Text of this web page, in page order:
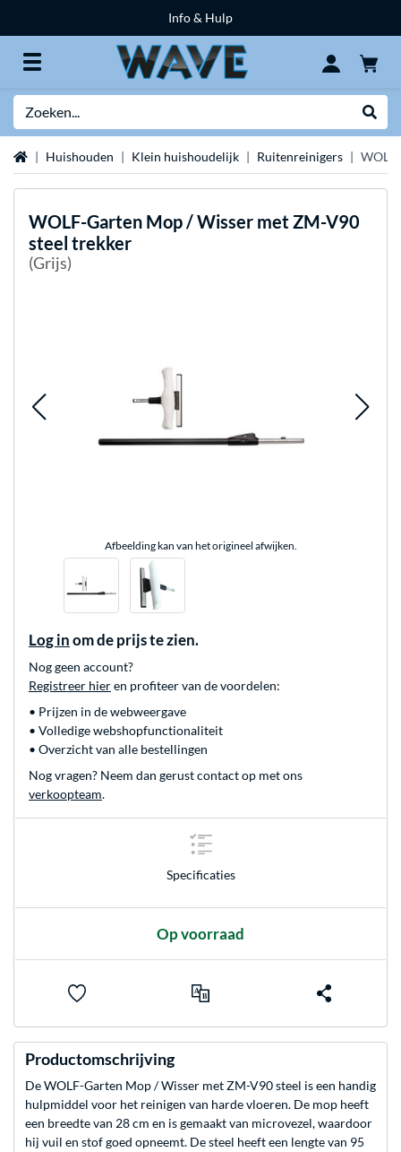
Info & Hulp
Home Huishouden Klein huishoudelijk Ruitenreinigers
WOLF-Garten Mop / Wisser met ZM-V90
steel trekker
(Grijs)
Afbeelding kan van het origineel afwijken.
Log in om de prijs te zien.
Nog geen account?
Registreer hieren profiteer van de voordelen:
• Prijzen in de webweergave
• Volledige webshopfunctionaliteit
• Overzicht van alle bestellingen
Nog vragen? Neem dan gerust contact op met ons
verkoopteam.
Specificaties
Op voorraad
Productomschrijving
De WOLF-Garten Mop / Wisser met ZM-V90 steel is een handig
hulpmiddel voor het reinigen van harde vloeren. De mop heeft
een breedte van 28 cm en is gemaakt van microvezel, waardoor
hij vuil en stof goed opneemt. De steel heeft een lengte van 95